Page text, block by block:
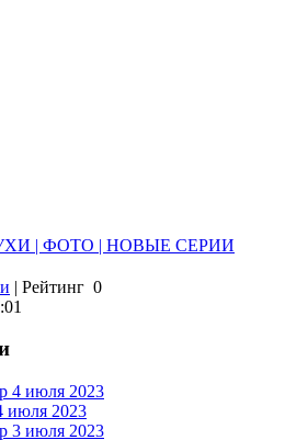
| ФОТО | НОВЫЕ СЕРИИ
| Рейтинг 0
июля 2023